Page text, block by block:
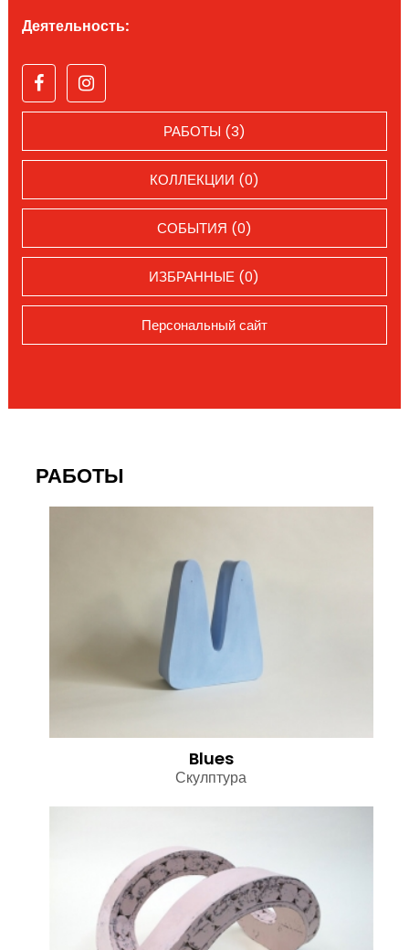
Деятельность:
РАБОТЫ (3)
КОЛЛЕКЦИИ (0)
СОБЫТИЯ (0)
ИЗБРАННЫЕ (0)
Персональный сайт
РАБОТЫ
Blues
Скулптура